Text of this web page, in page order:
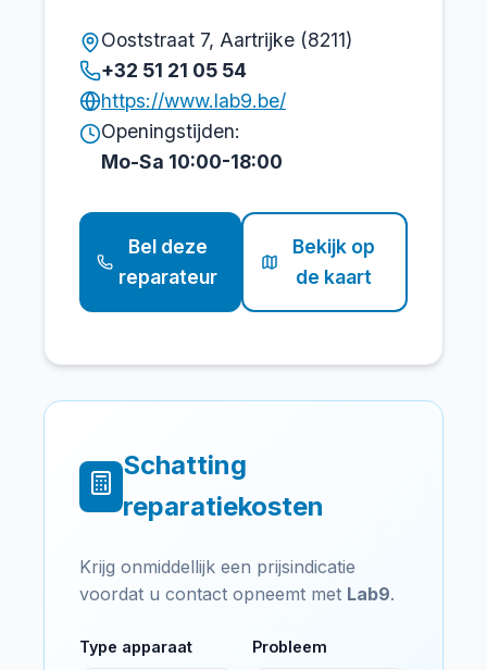
Ooststraat 7, Aartrijke (8211)
+32 51 21 05 54
https://www.lab9.be/
Openingstijden:
Mo-Sa 10:00-18:00
Bel deze
reparateur
Bekijk op
de kaart
Schatting
reparatiekosten
Krijg onmiddellijk een prijsindicatie
voordat u contact opneemt met Lab9.
Type apparaat Probleem